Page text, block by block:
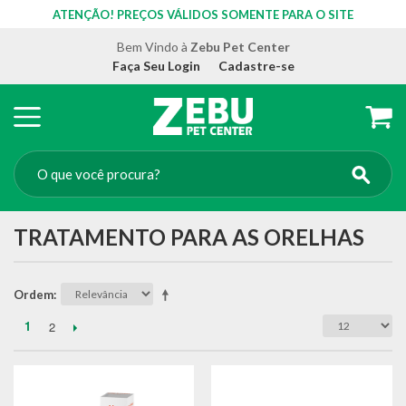
ATENÇÃO! PREÇOS VÁLIDOS SOMENTE PARA O SITE
Bem Vindo à Zebu Pet Center
Faça Seu Login
Cadastre-se
TRATAMENTO PARA AS ORELHAS
Ordem
1 2